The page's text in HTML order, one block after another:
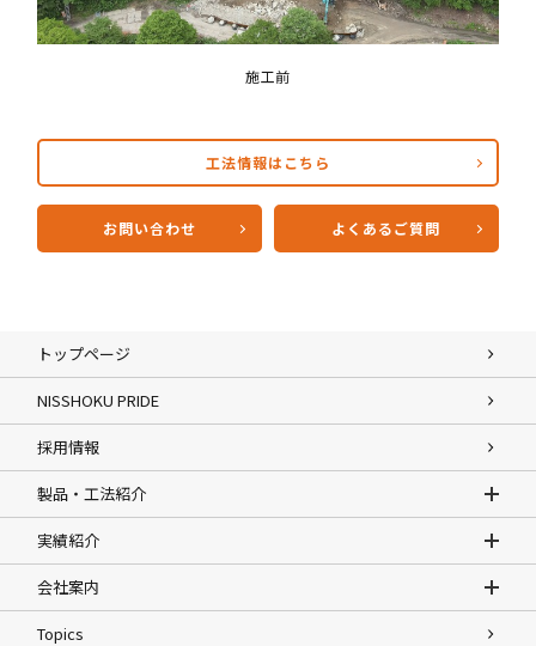
施工前
工法情報はこちら
お問い合わせ よくあるご質問
トップページ
NISSHOKU PRIDE
採用情報
製品・工法紹介
実績紹介
会社案内
Topics